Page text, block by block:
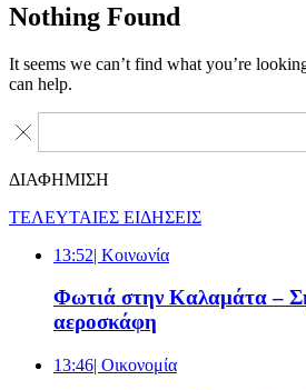
Nothing Found
It seems we can’t find what you’re
can help.
ΔΙΑΦΗΜΙΣΗ
ΤΕΛΕΥΤΑΙΕΣ ΕΙΔΗΣΕΙΣ
13:52| Κοινωνία
Φωτιά στην Καλαμάτα –
αεροσκάφη
13:46| Oικονομία